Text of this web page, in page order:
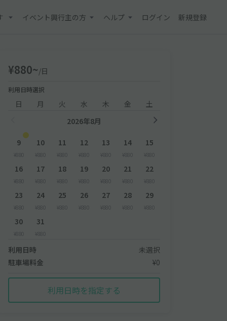
イベント興行主の方 ヘルプ ログイン 新規登録
¥880~/日
利用日時選択
日 月 火 水 木 金
土
2026年8月
9
¥880
10
¥880
11
¥880
12
¥880
13
¥880
14
¥880
15
¥880
16
¥880
17
¥880
18
¥880
19
¥880
20
¥880
21
¥880
22
¥880
23
¥880
24
¥880
25
¥880
26
¥880
27
¥880
28
¥880
29
¥880
30
¥880
31
¥880
利用日時
未選択
駐車場料金
¥0
利用日時を指定する